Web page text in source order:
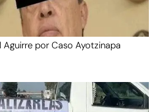
Aguirre por Caso Ayotzinapa